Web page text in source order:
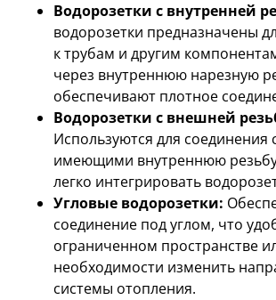
Водорозетки с внутренней
водорозетки предназначены
к трубам и другим
через внутреннюю нарезную
обеспечивают плотное
Водорозетки с внешней
Используются для соединения
имеющими внутреннюю
легко интегрировать
Угловые водорозетки:
соединение под углом, что
ограниченном пространстве
необходимости изменить
системы отопления.